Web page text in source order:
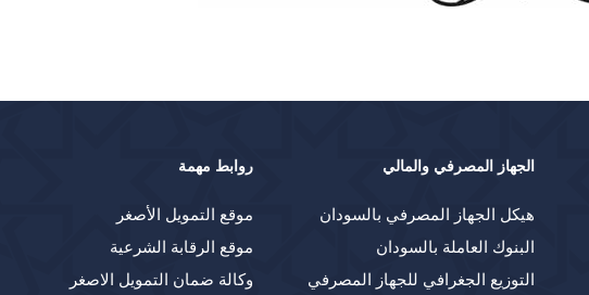
الجهاز المصرفي والمالي
هيكل الجهاز المصرفي بالسودان
البنوك العاملة بالسودان
التوزيع الجغرافي للجهاز المصرفي
روابط مهمة
موقع التمويل الأصغر
موقع الرقابة الشرعية
وكالة ضمان التمويل الاصغر